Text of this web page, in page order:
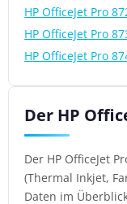
HP OfficeJet Pro
HP OfficeJet Pro
HP OfficeJet Pro
Der HP
Der HP OfficeJet
(Thermal Inkjet,
Daten im